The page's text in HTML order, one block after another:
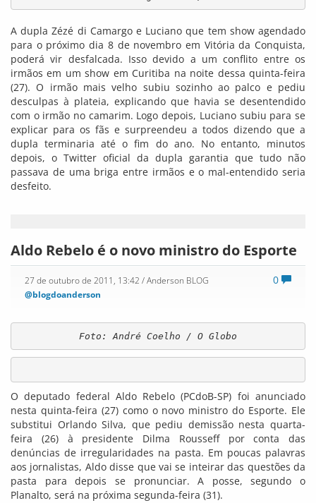
A dupla Zézé di Camargo e Luciano que tem show agendado
para o próximo dia 8 de novembro em Vitória da Conquista,
poderá vir desfalcada. Isso devido a um conflito entre os
irmãos em um show em Curitiba na noite dessa quinta-feira
(27). O irmão mais velho subiu sozinho ao palco e pediu
desculpas à plateia, explicando que havia se desentendido
com o irmão no camarim. Logo depois, Luciano subiu para se
explicar para os fãs e surpreendeu a todos dizendo que a
dupla terminaria até o fim do ano. No entanto, minutos
depois, o Twitter oficial da dupla garantia que tudo não
passava de uma briga entre irmãos e o mal-entendido seria
desfeito.
Aldo Rebelo é o novo ministro do Esporte
0
27 de outubro de 2011, 13:42 / Anderson BLOG
@blogdoanderson
Foto: André Coelho / O Globo
O deputado federal Aldo Rebelo (PCdoB-SP) foi anunciado
nesta quinta-feira (27) como o novo ministro do Esporte. Ele
substitui Orlando Silva, que pediu demissão nesta quarta-
feira (26) à presidente Dilma Rousseff por conta das
denúncias de irregularidades na pasta. Em poucas palavras
aos jornalistas, Aldo disse que vai se inteirar das questões da
pasta para depois se pronunciar. A posse, segundo o
Planalto, será na próxima segunda-feira (31).